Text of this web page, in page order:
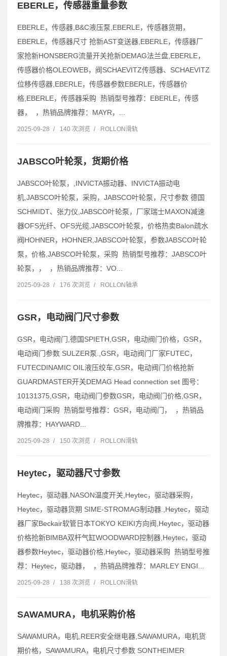
EBERLE，传感器重量参数
EBERLE，传感器,B&C液压泵,EBERLE，传感器货期，
EBERLE，传感器尺寸 抢新AST变送器,EBERLE，传感器厂
家抢新HONSBERG流量开关抢新DEMAG法兰盘,EBERLE，
传感器价格OLEOWEB，阀SCHAEVITZ传感器、SCHAEVITZ
位移传感器,EBERLE，传感器参数EBERLE，传感器价
格,EBERLE，传感器采购 热销型号推荐：EBERLE，传感
器， ，热销品牌推荐：MAYR，...
2025-09-28 / 140 次浏览 / ROLLON滑轨
JABSCO叶轮泵，货期价格
JABSCO叶轮泵，,INVICTA振动器、INVICTA振动电
机,JABSCO叶轮泵，采购，JABSCO叶轮泵，尺寸参数 德国
SCHMIDT、张力仪,JABSCO叶轮泵，厂家瑞士MAXON减速
器OFS光纤、OFS光缆,JABSCO叶轮泵，价格热卖Balon疏水
阀HOHNER，HOHNER,JABSCO叶轮泵，参数JABSCO叶轮
泵，价格,JABSCO叶轮泵，采购 热销型号推荐：JABSCO叶
轮泵，， ，热销品牌推荐：VO...
2025-09-28 / 176 次浏览 / ROLLON轴承
GSR，电动阀门尺寸参数
GSR，电动阀门,德国SPIETH,GSR，电动阀门价格，GSR，
电动阀门参数 SULZER泵.,GSR，电动阀门厂家FUTEC，
FUTECDINAMIC OIL液压绞车,GSR，电动阀门价格抢新
GUARDMASTER开关DEMAG Head connection set 图号：
10131375,GSR，电动阀门参数GSR，电动阀门价格,GSR，
电动阀门采购 热销型号推荐：GSR，电动阀门， ，热销品
牌推荐：HAYWARD...
2025-09-28 / 150 次浏览 / ROLLON滑轨
Heytec，驱动器尺寸参数
Heytec，驱动器,NASON温度开关,Heytec，驱动器采购，
Heytec，驱动器货期 SIME-STROMAG制动器.,Heytec，驱动
器厂家Beckair软管日本TOKYO KEIKI方向阀,Heytec，驱动器
价格抢新BIMBA双杆气缸WOODWARD控制器,Heytec，驱动
器参数Heytec，驱动器价格,Heytec，驱动器采购 热销型号推
荐：Heytec，驱动器， ，热销品牌推荐：MARLEY ENGI...
2025-09-28 / 138 次浏览 / ROLLON滑轨
SAWAMURA，电机采购价格
SAWAMURA，电机,REER安全继电器,SAWAMURA，电机货
期价格，SAWAMURA，电机尺寸参数 SONTHEIMER